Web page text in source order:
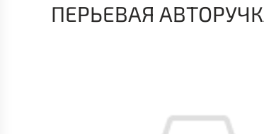
ПЕРЬЕВАЯ АВТОРУЧКА